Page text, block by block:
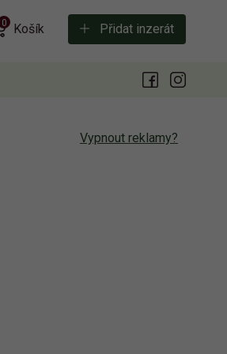
Košík
0 Přidat inzerát
Vypnout reklamy?